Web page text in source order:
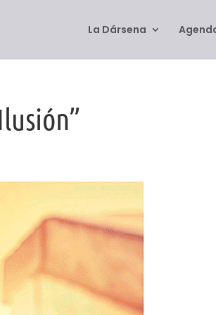
La Dársena